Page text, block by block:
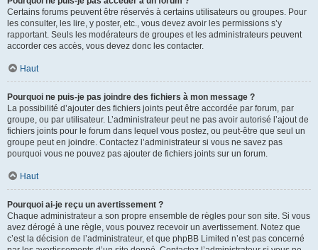
Certains forums peuvent être réservés à certains utilisateurs ou groupes. Pour
les consulter, les lire, y poster, etc., vous devez avoir les permissions s’y
rapportant. Seuls les modérateurs de groupes et les administrateurs peuvent
accorder ces accès, vous devez donc les contacter.
Haut
Pourquoi ne puis-je pas joindre des fichiers à mon message ?
La possibilité d’ajouter des fichiers joints peut être accordée par forum, par
groupe, ou par utilisateur. L’administrateur peut ne pas avoir autorisé l’ajout de
fichiers joints pour le forum dans lequel vous postez, ou peut-être que seul un
groupe peut en joindre. Contactez l’administrateur si vous ne savez pas
pourquoi vous ne pouvez pas ajouter de fichiers joints sur un forum.
Haut
Pourquoi ai-je reçu un avertissement ?
Chaque administrateur a son propre ensemble de règles pour son site. Si vous
avez dérogé à une règle, vous pouvez recevoir un avertissement. Notez que
c’est la décision de l’administrateur, et que phpBB Limited n’est pas concerné